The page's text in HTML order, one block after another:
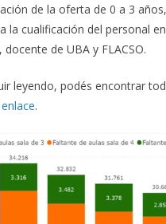
de la oferta de 0 a 3
la cualificación del personal
, docente de UBA y FLACSO.
leyendo, podés encontrar
enlace.